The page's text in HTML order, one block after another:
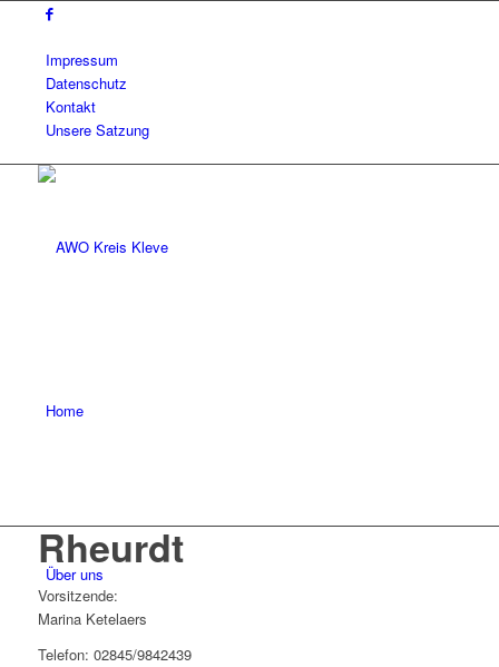
Impressum
Datenschutz
Kontakt
Unsere Satzung
Home
Über uns
Rheurdt
Vorsitzende:
Marina Ketelaers
Telefon: 02845/9842439